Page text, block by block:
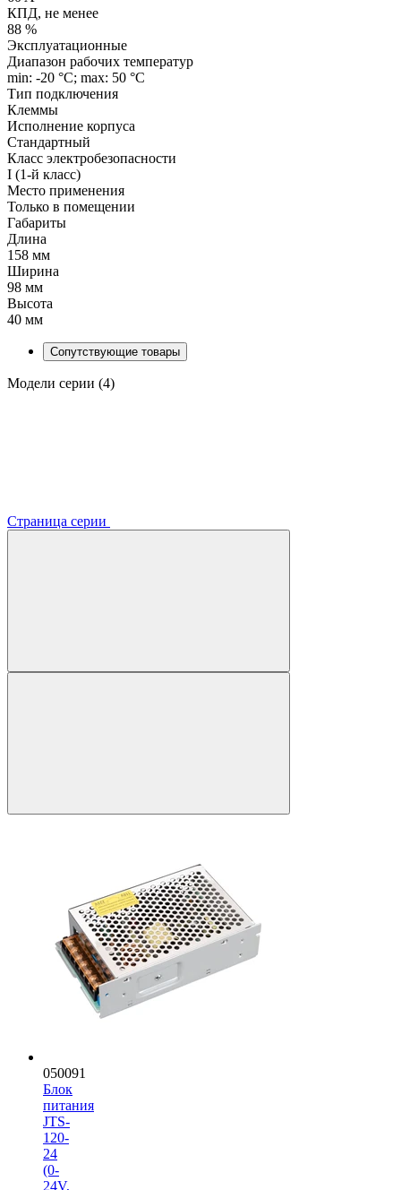
КПД, не менее
88 %
Эксплуатационные
Диапазон рабочих температур
min: -20 °C; max: 50 °C
Тип подключения
Клеммы
Исполнение корпуса
Стандартный
Класс электробезопасности
I (1-й класс)
Место применения
Только в помещении
Габариты
Длина
158 мм
Ширина
98 мм
Высота
40 мм
Сопутствующие товары
Модели серии (4)
Страница серии
050091
Блок
питания
JTS-
120-
24
(0-
24V,